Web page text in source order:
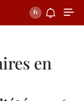
en